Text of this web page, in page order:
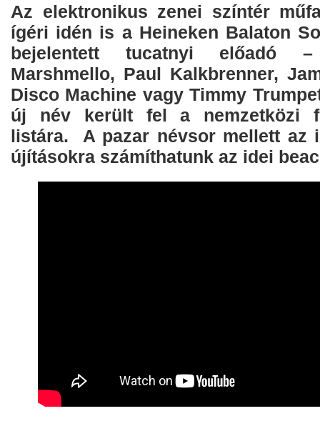
Az elektronikus zenei színtér
ígéri idén is a Heineken Balaton
bejelentett tucatnyi előadó
Marshmello, Paul Kalkbrenner,
Disco Machine vagy Timmy
új név került fel a nemzetközi
listára. A pazar névsor mellett az
újításokra számíthatunk az idei